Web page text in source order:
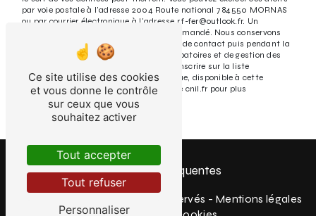
par voie postale à l'adresse 2004 Route national 7 84550 MORNAS
ou par courrier électronique à l'adresse r.f-fer@outlook.fr. Un
justificatif d'identité pourra vous être demandé. Nous conservons
vos données pendant la période de prise de contact puis pendant la
durée de prescription légale aux fins probatoires et de gestion des
contentieux. Vous avez le droit de vous inscrire sur la liste
d'opposition au démarchage téléphonique, disponible à cette
adresse: Bloctel.gouv.fr. Consultez le site cnil.fr pour plus
d’informations sur vos droits.
Recherches fréquentes
- 2026 - Tous droits réservés - Mentions légales
Ce site utilise des cookies
et vous donne le contrôle
sur ceux que vous
souhaitez activer
Tout accepter
Tout refuser
Personnaliser